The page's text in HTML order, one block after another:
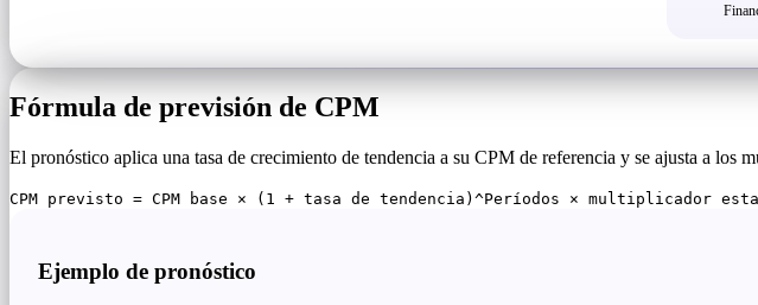
Fórmula de previsión de CPM
El pronóstico aplica una tasa de crecimiento de tendencia a su CPM de referencia y se ajusta a los
CPM previsto = CPM base × (1 + tasa de tendencia)^Períodos × multiplicador
Ejemplo de pronóstico